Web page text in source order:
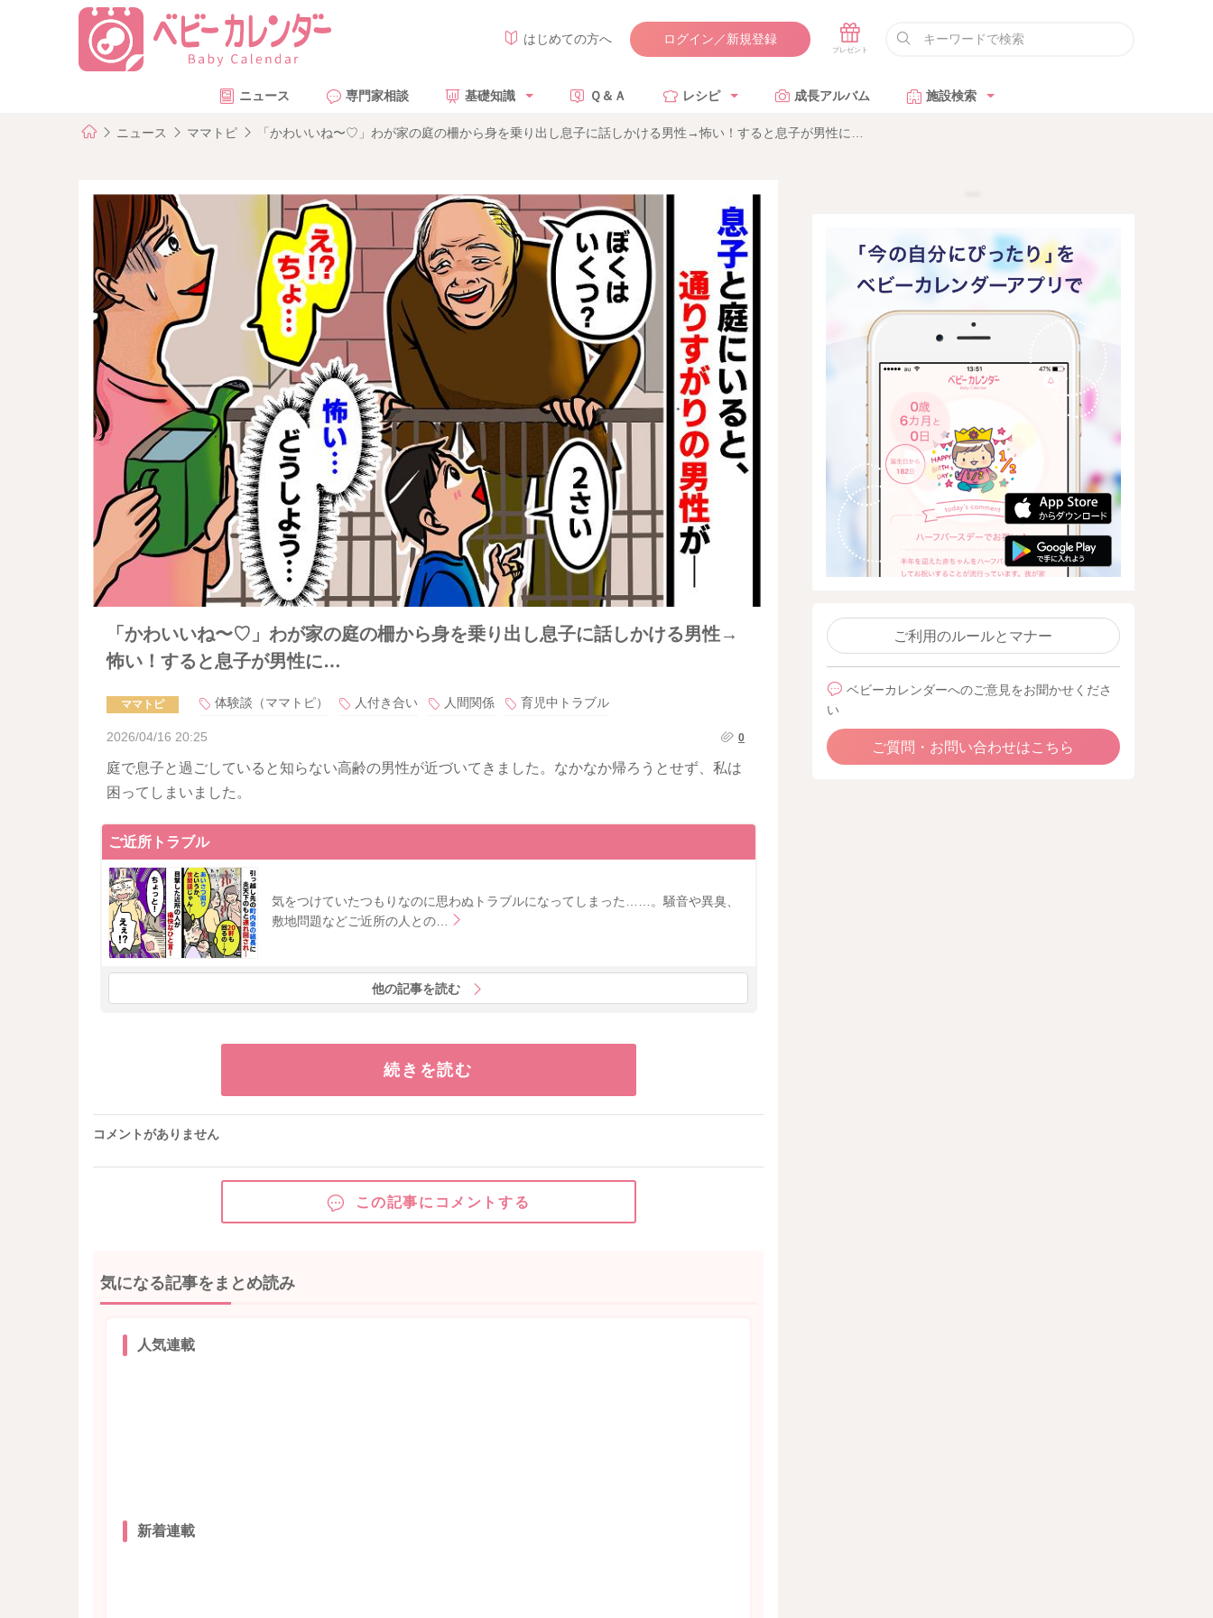
はじめての方へ ログイン／新規登録
ニュース 専門家相談 基礎知識 Ｑ＆Ａ レシピ 成長アルバム 施設検索
ニュース ママトピ 「かわいいね〜♡」わが家の庭の柵から身を乗り出し息子に話しかける男性→怖い！すると息子が男性に…
「かわいいね〜♡」わが家の庭の柵から身を乗り出し息子に話しかける男性→
怖い！すると息子が男性に…
ママトピ 体験談（ママトピ） 人付き合い 人間関係 育児中トラブル
2026/04/16 20:25 0
庭で息子と過ごしていると知らない高齢の男性が近づいてきました。なかなか帰ろうとせず、私は
困ってしまいました。
ご近所トラブル
気をつけていたつもりなのに思わぬトラブルになってしまった……。騒音や異臭、
敷地問題などご近所の人との…
他の記事を読む
続きを読む
コメントがありません
この記事にコメントする
気になる記事をまとめ読み
人気連載
新着連載
ご利用のルールとマナー
ベビーカレンダーへのご意見をお聞かせくださ
い
ご質問・お問い合わせはこちら